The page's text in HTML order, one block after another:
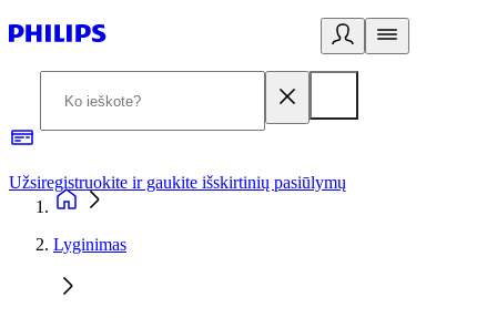
Užsiregistruokite ir gaukite išskirtinių pasiūlymų
Lyginimas